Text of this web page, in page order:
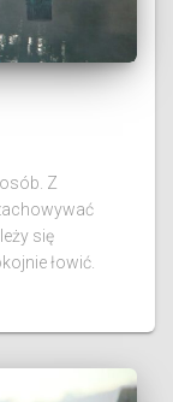
Z
się
łowić.